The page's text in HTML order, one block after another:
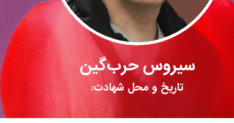
سیروس حرب‌گین
تاریخ و محل شهادت: